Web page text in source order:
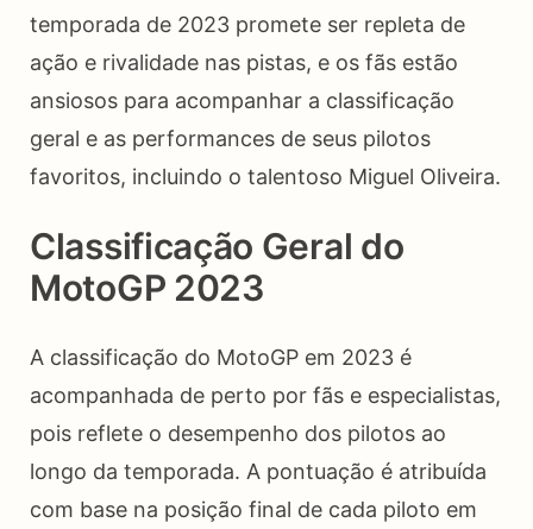
temporada de 2023 promete ser repleta de
ação e rivalidade nas pistas, e os fãs estão
ansiosos para acompanhar a classificação
geral e as performances de seus pilotos
favoritos, incluindo o talentoso Miguel Oliveira.
Classificação Geral do
MotoGP 2023
A classificação do MotoGP em 2023 é
acompanhada de perto por fãs e especialistas,
pois reflete o desempenho dos pilotos ao
longo da temporada. A pontuação é atribuída
com base na posição final de cada piloto em